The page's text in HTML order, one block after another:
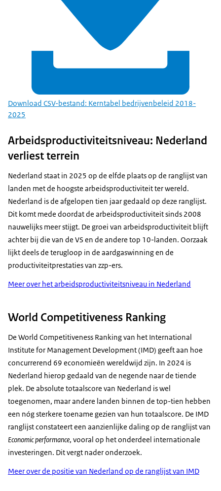
Download CSV-bestand: Kerntabel bedrijvenbeleid 2018-
2025
Arbeidsproductiviteitsniveau: Nederland
verliest terrein
Nederland staat in 2025 op de elfde plaats op de ranglijst van
landen met de hoogste arbeidsproductiviteit ter wereld.
Nederland is de afgelopen tien jaar gedaald op deze ranglijst.
Dit komt mede doordat de arbeidsproductiviteit sinds 2008
nauwelijks meer stijgt. De groei van arbeidsproductiviteit blijft
achter bij die van de VS en de andere top 10-landen. Oorzaak
lijkt deels de terugloop in de aardgaswinning en de
productiviteitprestaties van zzp-ers.
Meer over het arbeidsproductiviteitsniveau in Nederland
World Competitiveness Ranking
De World Competitiveness Ranking van het International
Institute for Management Development (IMD) geeft aan hoe
concurrerend 69 economieën wereldwijd zijn. In 2024 is
Nederland hierop gedaald van de negende naar de tiende
plek. De absolute totaalscore van Nederland is wel
toegenomen, maar andere landen binnen de top-tien hebben
een nóg sterkere toename gezien van hun totaalscore. De IMD
ranglijst constateert een aanzienlijke daling op de ranglijst van
Economic performance, vooral op het onderdeel internationale
investeringen. Dit vergt nader onderzoek.
Meer over de positie van Nederland op de ranglijst van IMD